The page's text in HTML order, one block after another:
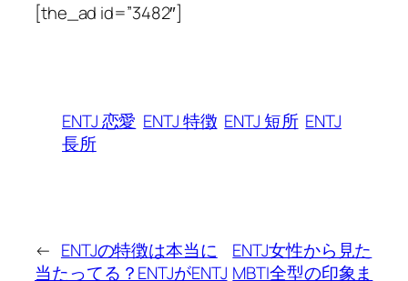
[the_ad id=”3482″]
ENTJ 恋愛 ENTJ 特徴 ENTJ 短所 ENTJ
長所
← ENTJの特徴は本当に
当たってる？ENTJがENTJ
ENTJ女性から見た
MBTI全型の印象ま